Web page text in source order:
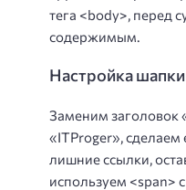
тега <body>, перед
содержимым.
Настройка шапки
Заменим заголовок
«ITProger»,
лишние ссылки,
используем <span>